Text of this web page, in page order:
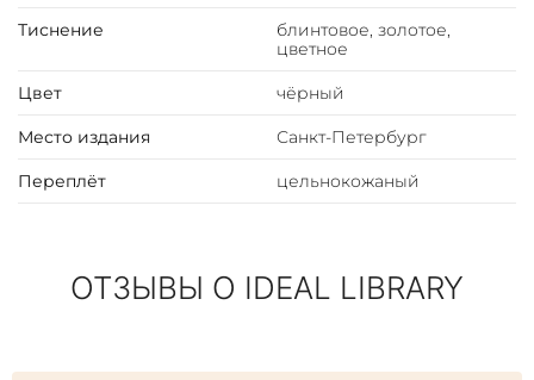
Тиснение
блинтовое, золотое,
цветное
Цвет чёрный
Место издания Санкт-Петербург
Переплёт цельнокожаный
ОТЗЫВЫ О IDEAL LIBRARY